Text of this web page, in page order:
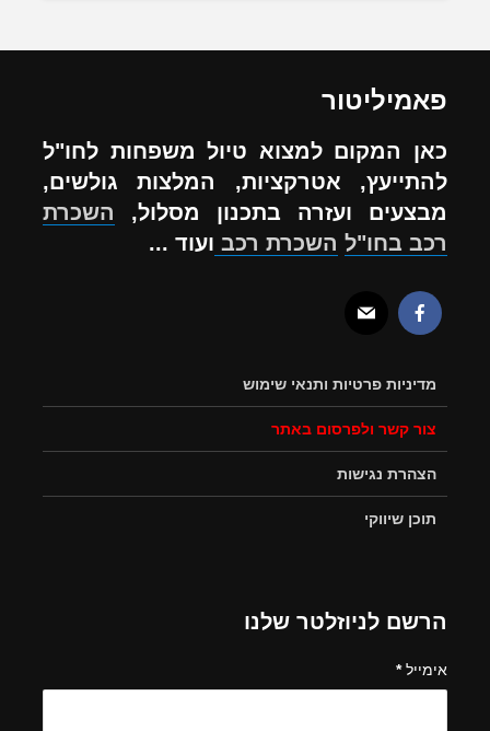
פאמיליטור
כאן המקום למצוא טיול משפחות לחו"ל
להתייעץ, אטרקציות, המלצות גולשים,
מבצעים ועזרה בתכנון מסלול, השכרת
רכב בחו"ל השכרת רכב ועוד ...
מדיניות פרטיות ותנאי שימוש
צור קשר ולפרסום באתר
הצהרת נגישות
תוכן שיווקי
הרשם לניוזלטר שלנו
אימייל*